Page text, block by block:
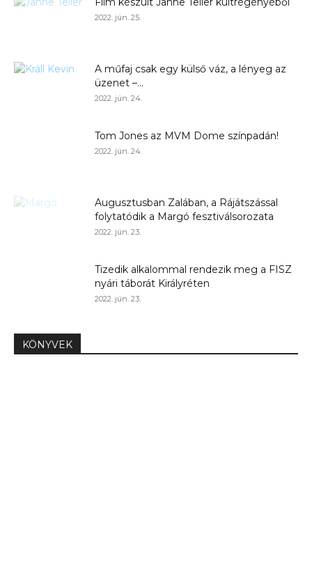
2022. jún. 25.
A műfaj csak egy külső váz, a lényeg az
üzenet –...
2022. jún. 24.
Tom Jones az MVM Dome színpadán!
2022. jún. 24.
Augusztusban Zalában, a Rájátszással
folytatódik a Margó fesztiválsorozata
2022. jún. 23.
Tizedik alkalommal rendezik meg a FISZ
nyári táborát Királyréten
2022. jún. 23.
KÖNYVEK